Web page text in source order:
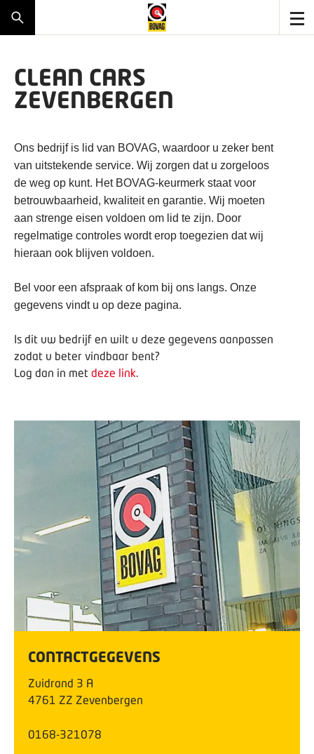
CLEAN CARS
ZEVENBERGEN
Ons bedrijf is lid van BOVAG, waardoor u zeker bent
van uitstekende service. Wij zorgen dat u zorgeloos
de weg op kunt. Het BOVAG-keurmerk staat voor
betrouwbaarheid, kwaliteit en garantie. Wij moeten
aan strenge eisen voldoen om lid te zijn. Door
regelmatige controles wordt erop toegezien dat wij
hieraan ook blijven voldoen.
Bel voor een afspraak of kom bij ons langs. Onze
gegevens vindt u op deze pagina.
Is dit uw bedrijf en wilt u deze gegevens aanpassen
zodat u beter vindbaar bent?
Log dan in met deze link.
CONTACTGEGEVENS
Zuidrand 3 A
4761 ZZ Zevenbergen
0168-321078